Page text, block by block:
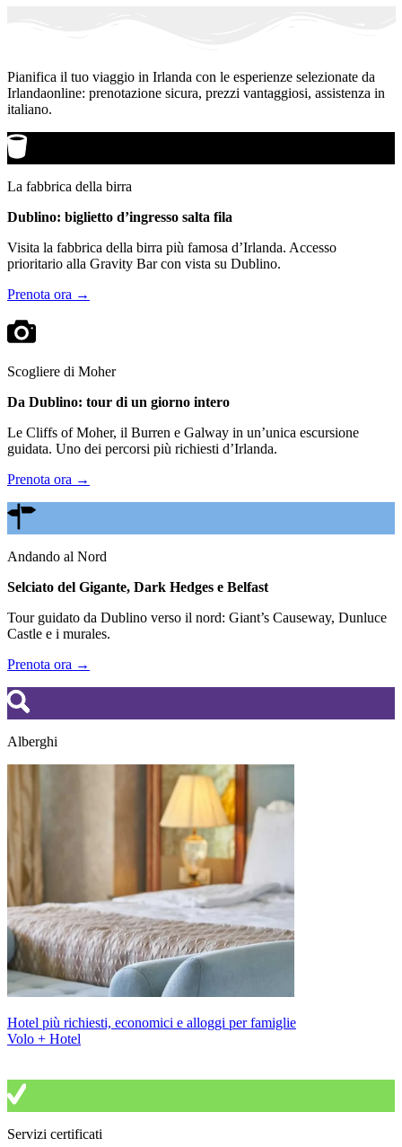
Pianifica il tuo viaggio in Irlanda con le esperienze selezionate da
Irlandaonline: prenotazione sicura, prezzi vantaggiosi, assistenza in
italiano.
La fabbrica della birra
Dublino: biglietto d’ingresso salta fila
Visita la fabbrica della birra più famosa d’Irlanda. Accesso
prioritario alla Gravity Bar con vista su Dublino.
Prenota ora →
Scogliere di Moher
Da Dublino: tour di un giorno intero
Le Cliffs of Moher, il Burren e Galway in un’unica escursione
guidata. Uno dei percorsi più richiesti d’Irlanda.
Prenota ora →
Andando al Nord
Selciato del Gigante, Dark Hedges e Belfast
Tour guidato da Dublino verso il nord: Giant’s Causeway, Dunluce
Castle e i murales.
Prenota ora →
Alberghi
Hotel più richiesti, economici e alloggi per famiglie
Volo + Hotel
Servizi certificati